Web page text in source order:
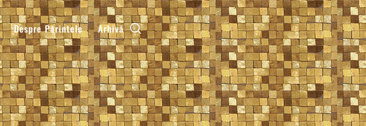
Despre Părintele Arhivă